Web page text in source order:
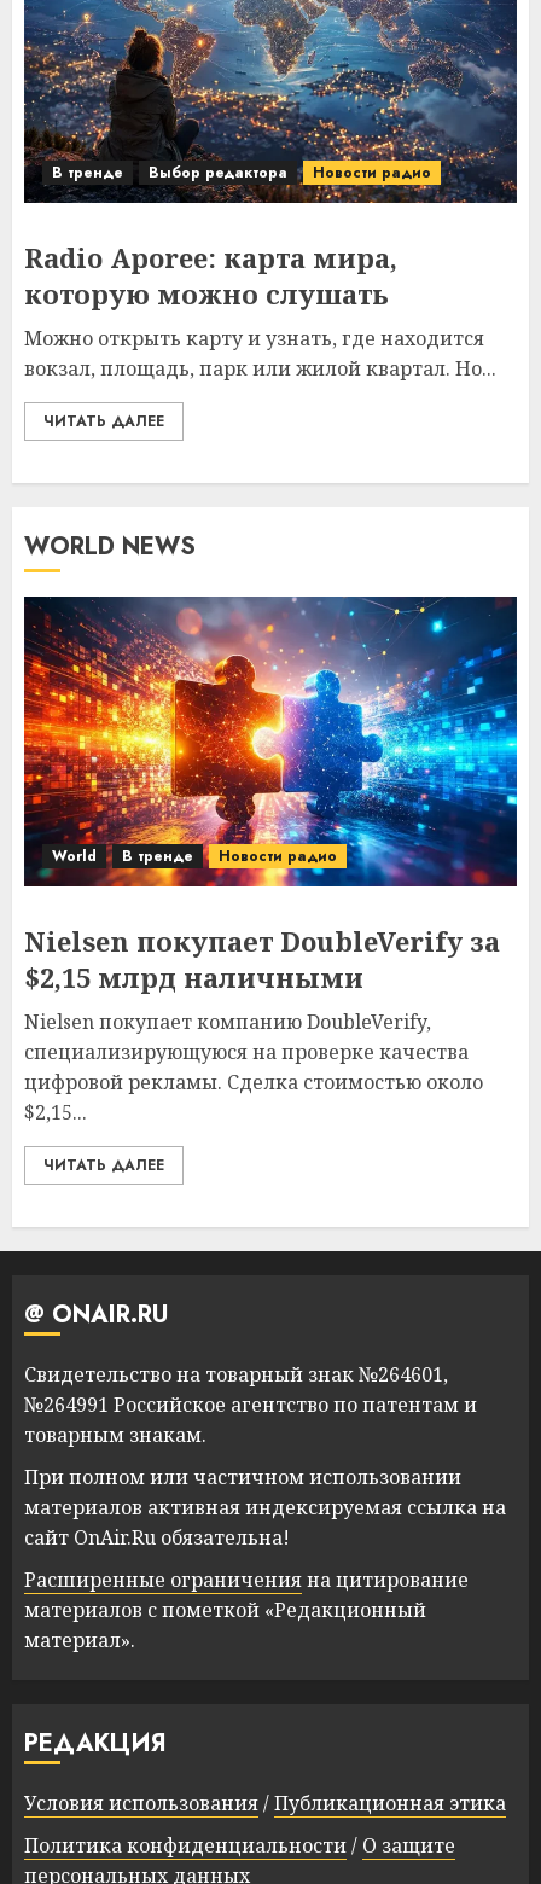
В тренде Выбор редактора Новости радио
Radio Aporee: карта мира,
которую можно слушать
Можно открыть карту и узнать, где находится
вокзал, площадь, парк или жилой квартал. Но...
ЧИТАТЬ ДАЛЕЕ
WORLD NEWS
World В тренде Новости радио
Nielsen покупает DoubleVerify за
$2,15 млрд наличными
Nielsen покупает компанию DoubleVerify,
специализирующуюся на проверке качества
цифровой рекламы. Сделка стоимостью около
$2,15...
ЧИТАТЬ ДАЛЕЕ
@ ONAIR.RU
Свидетельство на товарный знак №264601,
№264991 Российское агентство по патентам и
товарным знакам.
При полном или частичном использовании
материалов активная индексируемая ссылка на
сайт OnAir.Ru обязательна!
Расширенные ограниченияна цитирование
материалов с пометкой «Редакционный
материал».
РЕДАКЦИЯ
Условия использования/Публикационная этика
Политика конфиденциальности/ О защите
персональных данных